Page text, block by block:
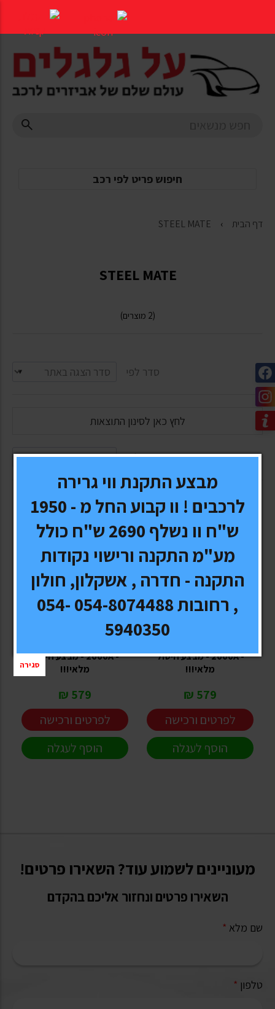
העמוד
חיפוש פריט לפי רכב
דף הבית STEEL MATE
STEEL MATE
(2 מוצרים)
סדר לפי
לחץ כאן לסינון התוצאות
סדר לפי
STEEL MATE
בוסטר התנעה כולל מדחס
- 2000A - מבצע חיסול
מלאי!!!
579 ₪
לפרטים ורכישה
הוסף לעגלה
STEEL MATE
בוסטר התנעה כולל מדחס
- 2000A - מבצע חיסול
מלאי!!!
579 ₪
לפרטים ורכישה
הוסף לעגלה
מעוניינים לשמוע עוד? השאירו פרטים!
השאירו פרטים ונחזור אליכם בהקדם
שם מלא *
טלפון *
מבצע התקנת ווי גרירה
לרכבים ! וו קבוע החל מ - 1950
ש"ח וו נשלף 2690 ש"ח כולל
מע"מ התקנה ורישוי נקודות
התקנה - חדרה , אשקלון, חולון
, רחובות 054-8074488 054-
5940350
סגירה